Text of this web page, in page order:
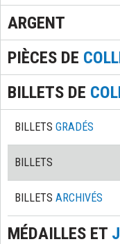
ARGENT
PIÈCES DE
BILLETS DE
BILLETS GRADÉS
BILLETS
BILLETS ARCHIVÉS
MÉDAILLES ET